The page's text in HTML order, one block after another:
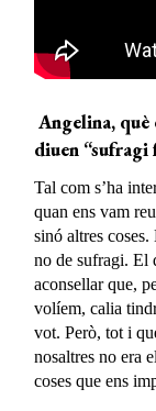
Angelina,
diuen “sufragi
Tal com s’ha
quan ens vam
sinó altres
no de sufragi. El
aconsellar que,
volíem, calia
vot. Però, tot i
nosaltres no era
coses que ens